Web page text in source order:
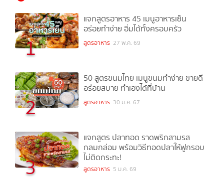
1
แจกสูตรอาหาร 45 เมนูอาหารเย็น
อร่อยทำง่าย อิ่มได้ทั้งครอบครัว
สูตรอาหาร 27 พ.ค. 69
2
50 สูตรขนมไทย เมนูขนมทำง่าย ขายดี
อร่อยสบาย ทำเองได้ที่บ้าน
สูตรอาหาร 30 ม.ค. 67
3
แจกสูตร ปลาทอด ราดพริกสามรส
กลมกล่อม พร้อมวิธีทอดปลาให้ฟูกรอบ
ไม่ติดกระทะ!
สูตรอาหาร 5 ม.ค. 69